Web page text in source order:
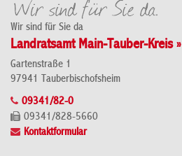
Wir sind für Sie da
Landratsamt Main-Tauber-Kreis »
Gartenstraße 1
97941 Tauberbischofsheim
09341/82-0
09341/828-5660
Kontaktformular